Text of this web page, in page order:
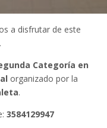
a disfrutar de este
Categoría en
organizado por la
.
3584129947